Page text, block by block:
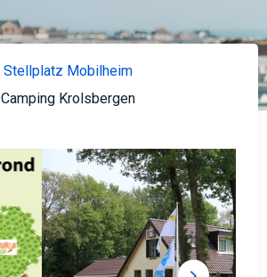
Stellplatz Mobilheim
Camping Krolsbergen